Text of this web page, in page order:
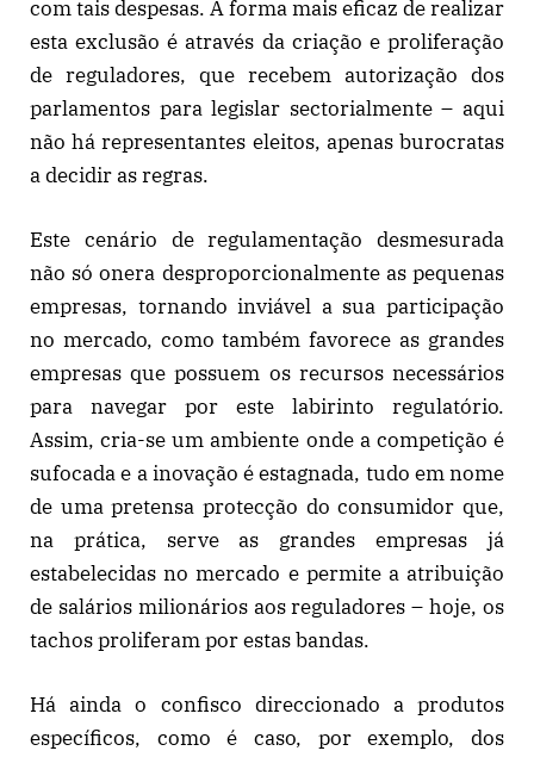
com tais despesas. A forma mais eficaz de realizar
esta exclusão é através da criação e proliferação
de reguladores, que recebem autorização dos
parlamentos para legislar sectorialmente – aqui
não há representantes eleitos, apenas burocratas
a decidir as regras.
Este cenário de regulamentação desmesurada
não só onera desproporcionalmente as pequenas
empresas, tornando inviável a sua participação
no mercado, como também favorece as grandes
empresas que possuem os recursos necessários
para navegar por este labirinto regulatório.
Assim, cria-se um ambiente onde a competição é
sufocada e a inovação é estagnada, tudo em nome
de uma pretensa protecção do consumidor que,
na prática, serve as grandes empresas já
estabelecidas no mercado e permite a atribuição
de salários milionários aos reguladores – hoje, os
tachos proliferam por estas bandas.
Há ainda o confisco direccionado a produtos
específicos, como é caso, por exemplo, dos